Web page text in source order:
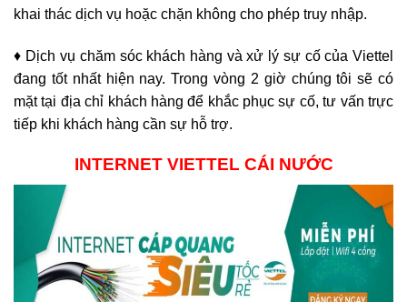
khai thác dịch vụ hoặc chặn không cho phép truy nhập.
♦ Dịch vụ chăm sóc khách hàng và xử lý sự cố của Viettel
đang tốt nhất hiện nay. Trong vòng 2 giờ chúng tôi sẽ có
mặt tại địa chỉ khách hàng để khắc phục sự cố, tư vấn trực
tiếp khi khách hàng cần sự hỗ trợ.
INTERNET VIETTEL CÁI NƯỚC